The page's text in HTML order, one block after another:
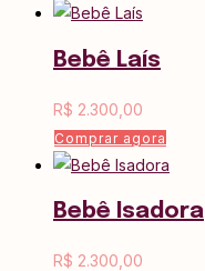
Bebê Laís
R$ 2.300,00
Comprar agora
Bebê Isadora
R$ 2.300,00